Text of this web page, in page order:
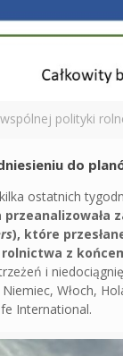
polityki
do
ostatnich
), które
z
i
Włoch,
International.